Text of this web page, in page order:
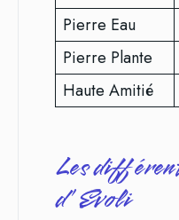
Pierre Eau
Pierre Plante
Haute Amitié
Les
d’Evoli